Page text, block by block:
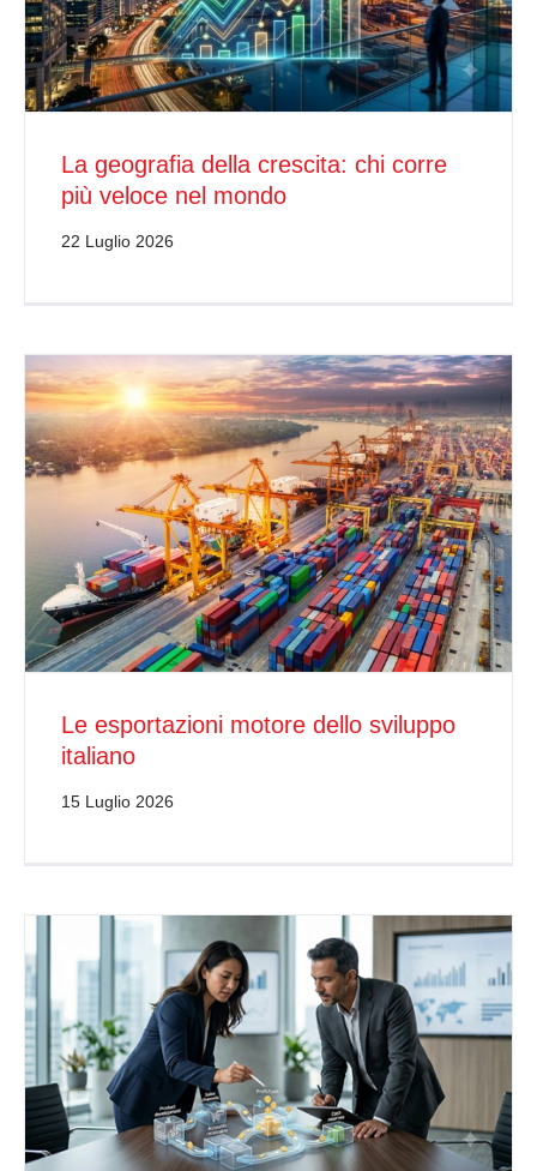
La geografia della crescita: chi corre
più veloce nel mondo
22 Luglio 2026
Le esportazioni motore dello sviluppo
italiano
15 Luglio 2026